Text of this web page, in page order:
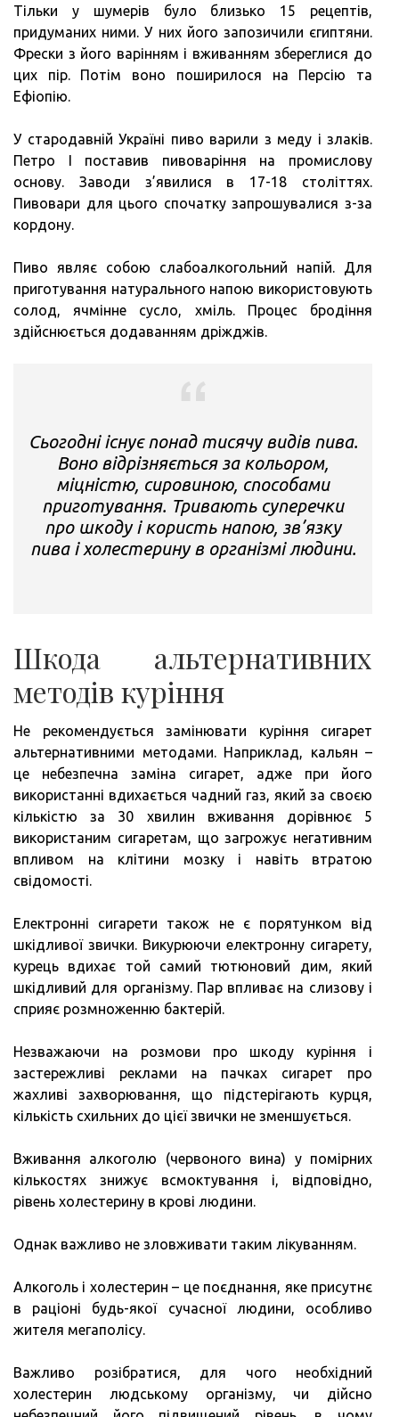
Тільки у шумерів було близько 15 рецептів,
придуманих ними. У них його запозичили єгиптяни.
Фрески з його варінням і вживанням збереглися до
цих пір. Потім воно поширилося на Персію та
Ефіопію.
У стародавній Україні пиво варили з меду і злаків.
Петро I поставив пивоваріння на промислову
основу. Заводи з’явилися в 17-18 століттях.
Пивовари для цього спочатку запрошувалися з-за
кордону.
Пиво являє собою слабоалкогольний напій. Для
приготування натурального напою використовують
солод, ячмінне сусло, хміль. Процес бродіння
здійснюється додаванням дріжджів.
Сьогодні існує понад тисячу видів пива.
Воно відрізняється за кольором,
міцністю, сировиною, способами
приготування. Тривають суперечки
про шкоду і користь напою, зв’язку
пива і холестерину в організмі людини.
Шкода альтернативних
методів куріння
Не рекомендується замінювати куріння сигарет
альтернативними методами. Наприклад, кальян –
це небезпечна заміна сигарет, адже при його
використанні вдихається чадний газ, який за своєю
кількістю за 30 хвилин вживання дорівнює 5
використаним сигаретам, що загрожує негативним
впливом на клітини мозку і навіть втратою
свідомості.
Електронні сигарети також не є порятунком від
шкідливої звички. Викурюючи електронну сигарету,
курець вдихає той самий тютюновий дим, який
шкідливий для організму. Пар впливає на слизову і
сприяє розмноженню бактерій.
Незважаючи на розмови про шкоду куріння і
застережливі реклами на пачках сигарет про
жахливі захворювання, що підстерігають курця,
кількість схильних до цієї звички не зменшується.
Вживання алкоголю (червоного вина) у помірних
кількостях знижує всмоктування і, відповідно,
рівень холестерину в крові людини.
Однак важливо не зловживати таким лікуванням.
Алкоголь і холестерин – це поєднання, яке присутнє
в раціоні будь-якої сучасної людини, особливо
жителя мегаполісу.
Важливо розібратися, для чого необхідний
холестерин людському організму, чи дійсно